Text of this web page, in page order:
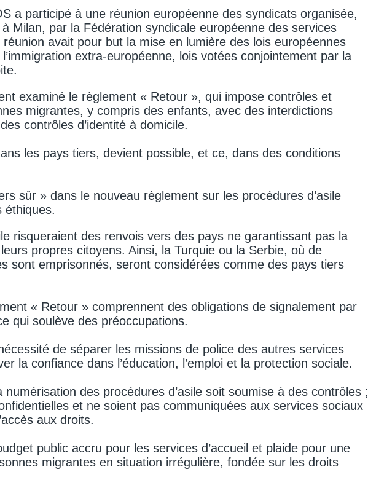
a participé à une réunion européenne des syndicats organisée,
Milan, par la Fédération syndicale européenne des services
avait pour but la mise en lumière des lois européennes
extra-européenne, lois votées conjointement par la
examiné le règlement « Retour », qui impose contrôles et
migrantes, y compris des enfants, avec des interdictions
contrôles d’identité à domicile.
les pays tiers, devient possible, et ce, dans des conditions
sûr » dans le nouveau règlement sur les procédures d’asile
éthiques.
risqueraient des renvois vers des pays ne garantissant pas la
propres citoyens. Ainsi, la Turquie ou la Serbie, où de
sont emprisonnés, seront considérées comme des pays tiers
« Retour » comprennent des obligations de signalement par
qui soulève des préoccupations.
de séparer les missions de police des autres services
la confiance dans l’éducation, l’emploi et la protection sociale.
des procédures d’asile soit soumise à des contrôles ;
et ne soient pas communiquées aux services sociaux
aux droits.
public accru pour les services d’accueil et plaide pour une
migrantes en situation irrégulière, fondée sur les droits